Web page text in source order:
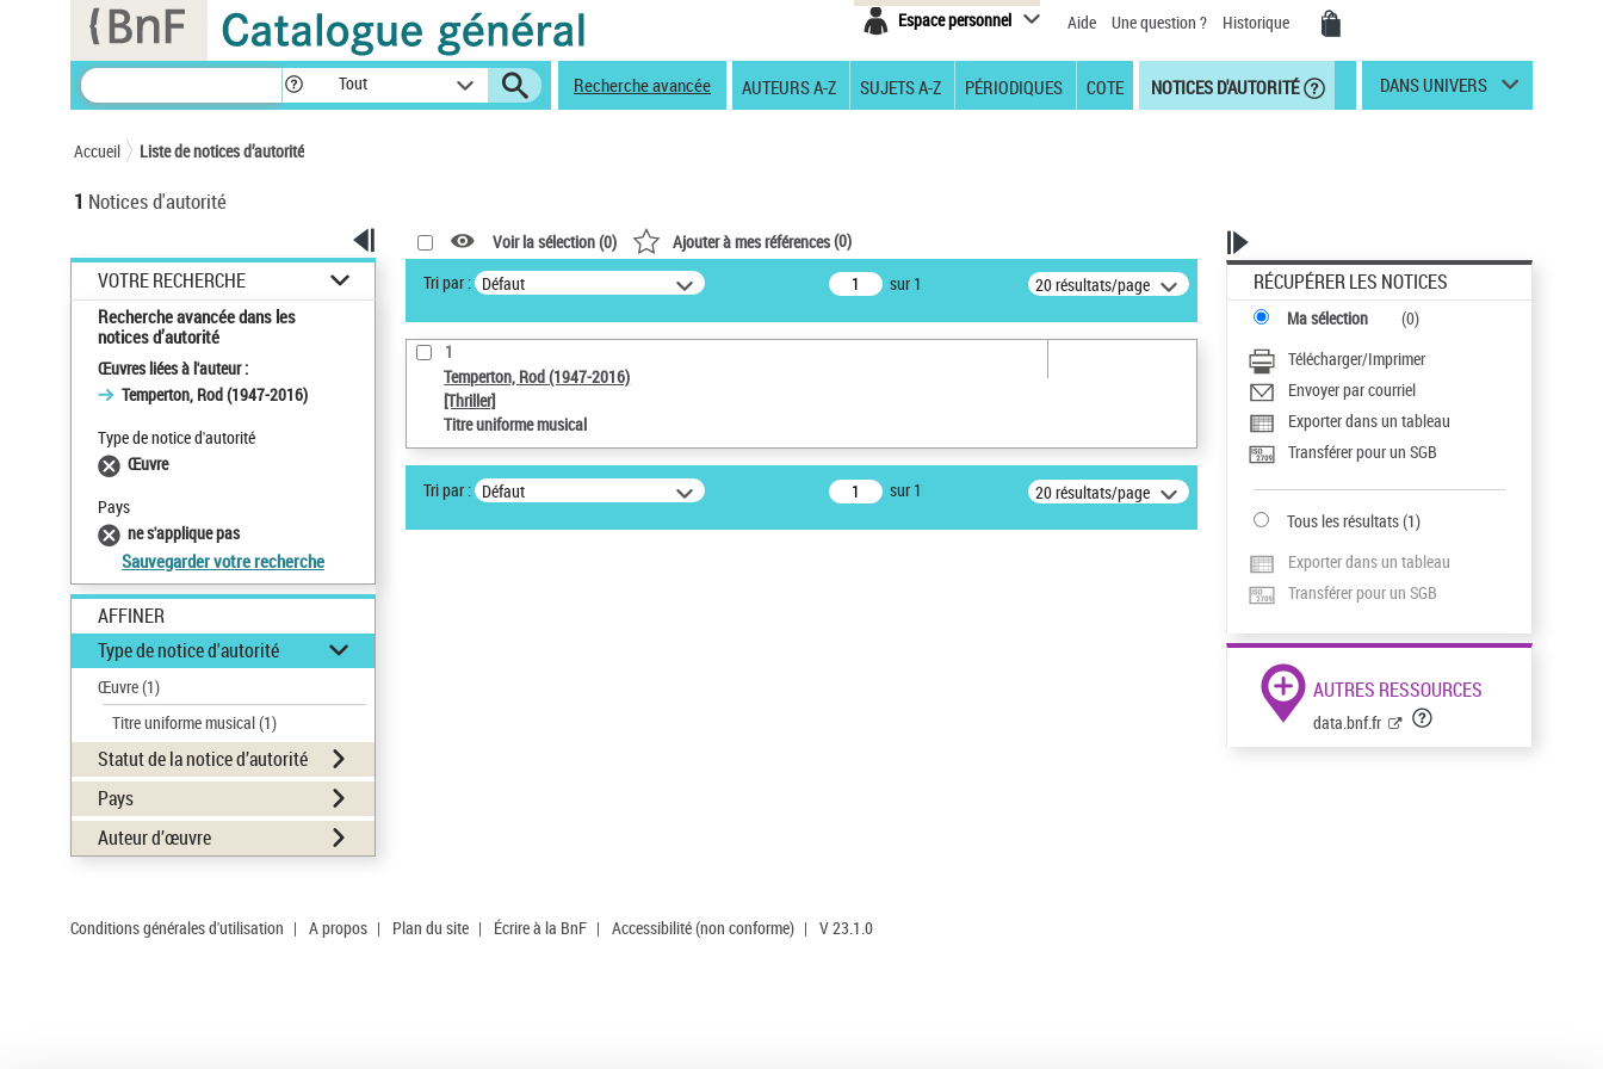
Espace personnel Aide Une question ? Historique
Tout Recherche avancée AUTEURS A-Z SUJETS A-Z PÉRIODIQUES COTE NOTICES D'AUTORITÉ DANS UNIVERS
Accueil Liste de notices d’autorité
1 Notices d'autorité
VOTRE RECHERCHE
Recherche avancée dans les
notices d’autorité
Œuvres liées à l'auteur :
Temperton, Rod (1947-2016)
Type de notice d'autorité
Œuvre
Pays
ne s'applique pas
Sauvegarder votre recherche
AFFINER
Type de notice d'autorité
Œuvre(1)
Titre uniforme musical(1)
Statut de la notice d’autorité
Pays
Auteur d’œuvre
Voir la sélection (0) Ajouter à mes références(0)
Tri par : Défaut sur 1 20 résultats/page
1
Temperton, Rod (1947-2016)
[Thriller]
Titre uniforme musical
Tri par : Défaut sur 1 20 résultats/page
RÉCUPÉRER LES NOTICES
Ma sélection (0)
Télécharger/Imprimer
Envoyer par courriel
Exporter dans un tableau
Transférer pour un SGB
Tous les résultats(1)
Exporter dans un tableau
Transférer pour un SGB
AUTRES RESSOURCES
data.bnf.fr
Conditions générales d'utilisation | A propos | Plan du site | Écrire à la BnF | Accessibilité (non conforme) | V 23.1.0
Panneau de gestion des cookies